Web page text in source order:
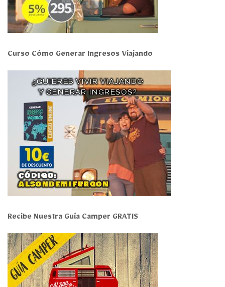
Curso Cómo Generar Ingresos Viajando
Recibe Nuestra Guía Camper GRATIS